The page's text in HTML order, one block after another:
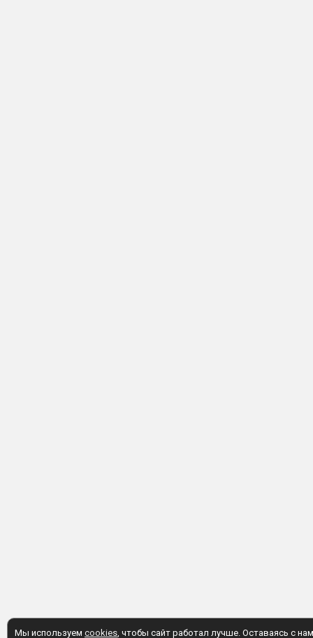
Мы используем cookies, чтобы сайт работал лучше. Оставаясь с